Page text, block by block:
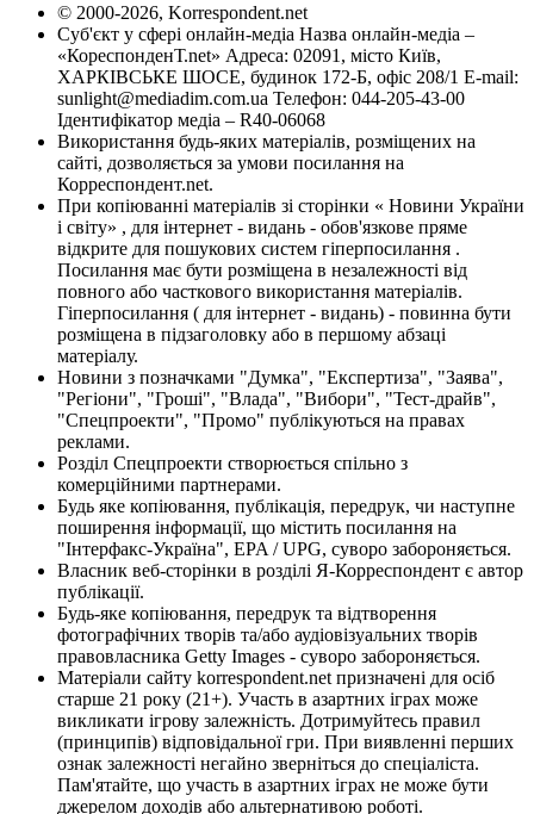
© 2000-2026, Korrespondent.net
Суб'єкт у сфері онлайн-медіа Назва онлайн-медіа –
«КореспонденТ.net» Адреса: 02091, місто Київ,
ХАРКІВСЬКЕ ШОСЕ, будинок 172-Б, офіс 208/1 E-mail:
sunlight@mediadim.com.ua Телефон: 044-205-43-00
Ідентифікатор медіа – R40-06068
Використання будь-яких матеріалів, розміщених на
сайті, дозволяється за умови посилання на
Корреспондент.net.
При копіюванні матеріалів зі сторінки « Новини України
і світу» , для інтернет - видань - обов'язкове пряме
відкрите для пошукових систем гіперпосилання .
Посилання має бути розміщена в незалежності від
повного або часткового використання матеріалів.
Гіперпосилання ( для інтернет - видань) - повинна бути
розміщена в підзаголовку або в першому абзаці
матеріалу.
Новини з позначками "Думка", "Експертиза", "Заява",
"Регіони", "Гроші", "Влада", "Вибори", "Тест-драйв",
"Спецпроекти", "Промо" публікуються на правах
реклами.
Розділ Спецпроекти створюється спільно з
комерційними партнерами.
Будь яке копіювання, публікація, передрук, чи наступне
поширення інформації, що містить посилання на
"Інтерфакс-Україна", EPA / UPG, суворо забороняється.
Власник веб-сторінки в розділі Я-Корреспондент є автор
публікації.
Будь-яке копіювання, передрук та відтворення
фотографічних творів та/або аудіовізуальних творів
правовласника Getty Images - суворо забороняється.
Матеріали сайту korrespondent.net призначені для осіб
старше 21 року (21+). Участь в азартних іграх може
викликати ігрову залежність. Дотримуйтесь правил
(принципів) відповідальної гри. При виявленні перших
ознак залежності негайно зверніться до спеціаліста.
Пам'ятайте, що участь в азартних іграх не може бути
джерелом доходів або альтернативою роботі.